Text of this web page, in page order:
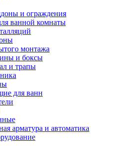
и ограждения
ванной комнаты
монтажа
и боксы
и трапы
для ванн
арматура и автоматика